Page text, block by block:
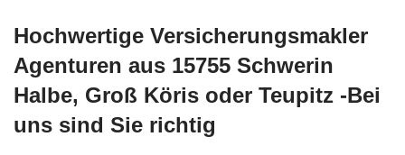
Hochwertige Versicherungsmakler
Agenturen aus 15755 Schwerin
Halbe, Groß Köris oder Teupitz -Bei
uns sind Sie richtig